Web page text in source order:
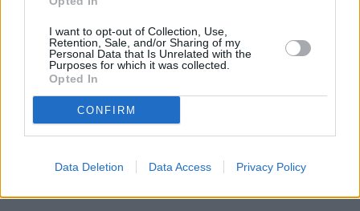
I want to opt-out of Collection, Use,
Retention, Sale, and/or Sharing of my
Personal Data that Is Unrelated with the
Purposes for which it was collected.
Opted In
CONFIRM
Data Deletion Data Access Privacy Policy